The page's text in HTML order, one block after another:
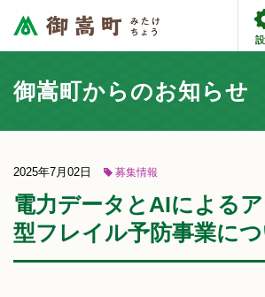
御嵩町からのお知らせ
2025年7月02日 募集情報
電力データとAIによる
型フレイル予防事業に